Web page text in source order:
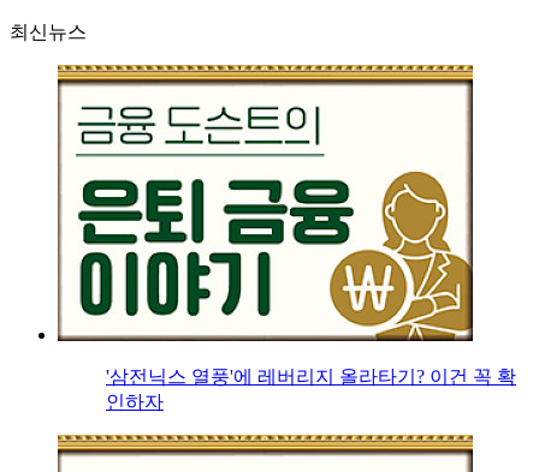
최신뉴스
'삼전닉스 열풍'에 레버리지 올라타기? 이건 꼭 확
인하자